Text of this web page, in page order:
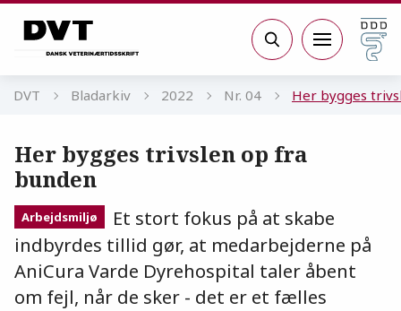
Søg
DVT Bladarkiv 2022 Nr. 04 Her bygges
Her bygges trivslen op fra
bunden
Arbejdsmiljø
Et stort fokus på at skabe
indbyrdes tillid gør, at medarbejderne på
AniCura Varde Dyrehospital taler åbent
om fejl, når de sker - det er et fælles